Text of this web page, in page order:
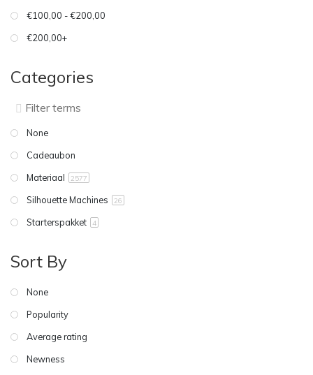
€100,00 - €200,00
€200,00+
Categories
None
Cadeaubon
Materiaal
2577
Silhouette Machines 26
Starterspakket 4
Sort By
None
Popularity
Average rating
Newness